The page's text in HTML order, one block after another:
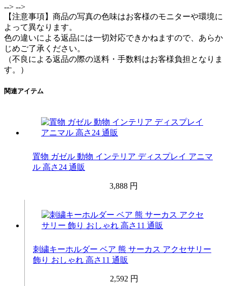
--> -->
【注意事項】商品の写真の色味はお客様のモニターや環境に
よって異なります。
色の違いによる返品には一切対応できかねますので、あらか
じめご了承ください。
（不良による返品の際の送料・手数料はお客様負担となりま
す。）
関連アイテム
置物 ガゼル 動物 インテリア ディスプレイ アニマ
ル 高さ24 通販
3,888 円
刺繍キーホルダー ベア 熊 サーカス アクセサリー
飾り おしゃれ 高さ11 通販
2,592 円